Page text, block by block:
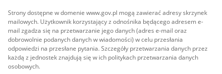
Strony dostępne w domenie www.gov.pl mogą zawierać adresy skrzynek
mailowych. Użytkownik korzystający z odnośnika będącego adresem e-
mail zgadza się na przetwarzanie jego danych (adres e-mail oraz
dobrowolnie podanych danych w wiadomości) w celu przesłania
odpowiedzi na przesłane pytania. Szczegóły przetwarzania danych przez
każdą z jednostek znajdują się w ich politykach przetwarzania danych
osobowych.